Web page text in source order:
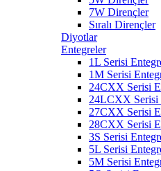
7W Dirençler
Sıralı Dirençler
Diyotlar
Entegreler
1L Serisi
1M Serisi
24CXX Serisi
24LCXX Serisi
27CXX Serisi
28CXX Serisi
3S Serisi
5L Serisi
5M Serisi